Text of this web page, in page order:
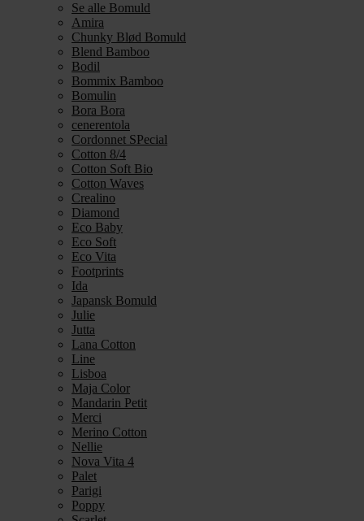
Se alle Bomuld
Amira
Chunky Blød Bomuld
Blend Bamboo
Bodil
Bommix Bamboo
Bomulin
Bora Bora
cenerentola
Cordonnet SPecial
Cotton 8/4
Cotton Soft Bio
Cotton Waves
Crealino
Diamond
Eco Baby
Eco Soft
Eco Vita
Footprints
Ida
Japansk Bomuld
Julie
Jutta
Lana Cotton
Line
Lisboa
Maja Color
Mandarin Petit
Merci
Merino Cotton
Nellie
Nova Vita 4
Palet
Parigi
Poppy